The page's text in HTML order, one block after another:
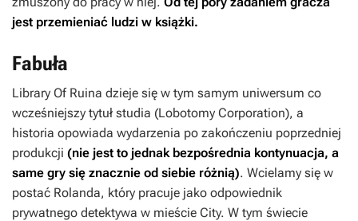
jest przemieniać ludzi w książki.
Fabuła
Library Of Ruina dzieje się w tym samym uniwersum co
wcześniejszy tytuł studia (Lobotomy Corporation), a
historia opowiada wydarzenia po zakończeniu poprzedniej
produkcji (nie jest to jednak bezpośrednia kontynuacja, a
same gry się znacznie od siebie różnią). Wcielamy się w
postać Rolanda, który pracuje jako odpowiednik
prywatnego detektywa w mieście City. W tym świecie